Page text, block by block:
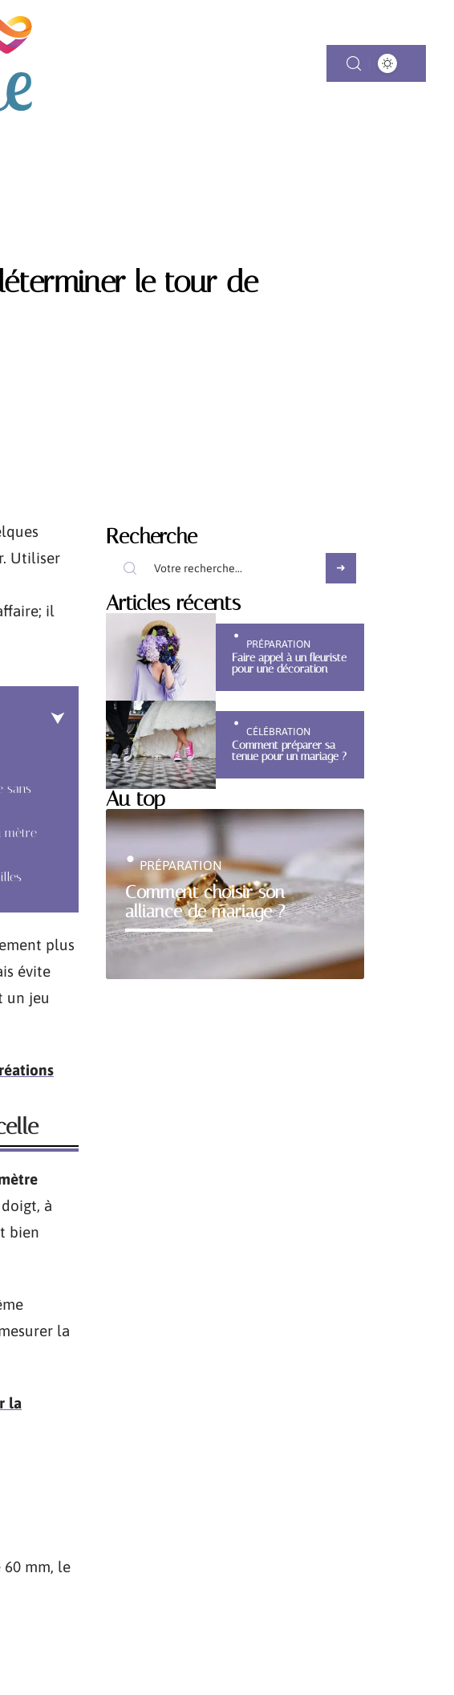
le tour de
Utiliser
il
sans
mètre
plus
évite
un jeu
à
bien
la
la
mm, le
Recherche
Articles récents
PRÉPARATION
Faire appel à un fleuriste
pour une décoration
CÉLÉBRATION
Comment préparer sa
tenue pour un mariage ?
Au top
Comment choisir son
alliance de mariage ?
PRÉPARATION